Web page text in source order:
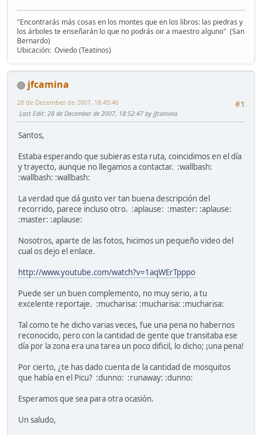
"Encontrarás más cosas en los montes que en los libros: las piedras y
los árboles te enseñarán lo que no podrás oir a maestro alguno" (San
Bernardo)
Ubicación: Oviedo (Teatinos)
jfcamina
#1
28 de December de 2007, 18:45:46
Last Edit: 28 de December de 2007, 18:52:47 by jfcamina
Santos,
Estaba esperando que subieras esta ruta, coincidimos en el día
y trayecto, aunque no llegamos a contactar. :wallbash:
:wallbash: :wallbash:
La verdad que dá gusto ver tan buena descripción del
recorrido, parece incluso otro. :aplause: :master: :aplause:
:master: :aplause:
Nosotros, aparte de las fotos, hicimos un pequeño video del
cual os dejo el enlace.
http://www.youtube.com/watch?v=1aqWErTpppo
Puede ser un buen complemento, no muy serio, a tu
excelente reportaje. :mucharisa: :mucharisa: :mucharisa:
Tal como te he dicho varias veces, fue una pena no habernos
reconocido, pero con la cantidad de gente que transitaba ese
día por la zona era una tarea un poco dificil, lo dicho; ¡una pena!
Por cierto, ¿te has dado cuenta de la cantidad de mosquitos
que había en el Picu? :dunno: :runaway: :dunno:
Esperamos que sea para otra ocasión.
Un saludo,